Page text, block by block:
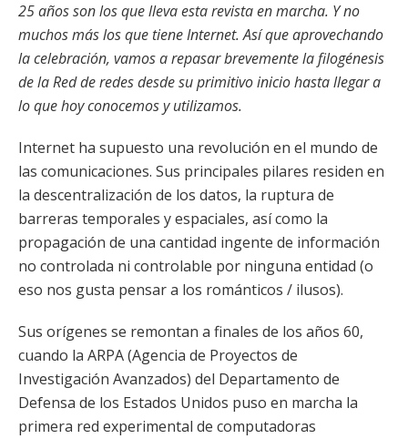
25 años son los que lleva esta revista en marcha. Y no
muchos más los que tiene Internet. Así que aprovechando
la celebración, vamos a repasar brevemente la filogénesis
de la Red de redes desde su primitivo inicio hasta llegar a
lo que hoy conocemos y utilizamos.
Internet ha supuesto una revolución en el mundo de
las comunicaciones. Sus principales pilares residen en
la descentralización de los datos, la ruptura de
barreras temporales y espaciales, así como la
propagación de una cantidad ingente de información
no controlada ni controlable por ninguna entidad (o
eso nos gusta pensar a los románticos / ilusos).
Sus orígenes se remontan a finales de los años 60,
cuando la ARPA (Agencia de Proyectos de
Investigación Avanzados) del Departamento de
Defensa de los Estados Unidos puso en marcha la
primera red experimental de computadoras